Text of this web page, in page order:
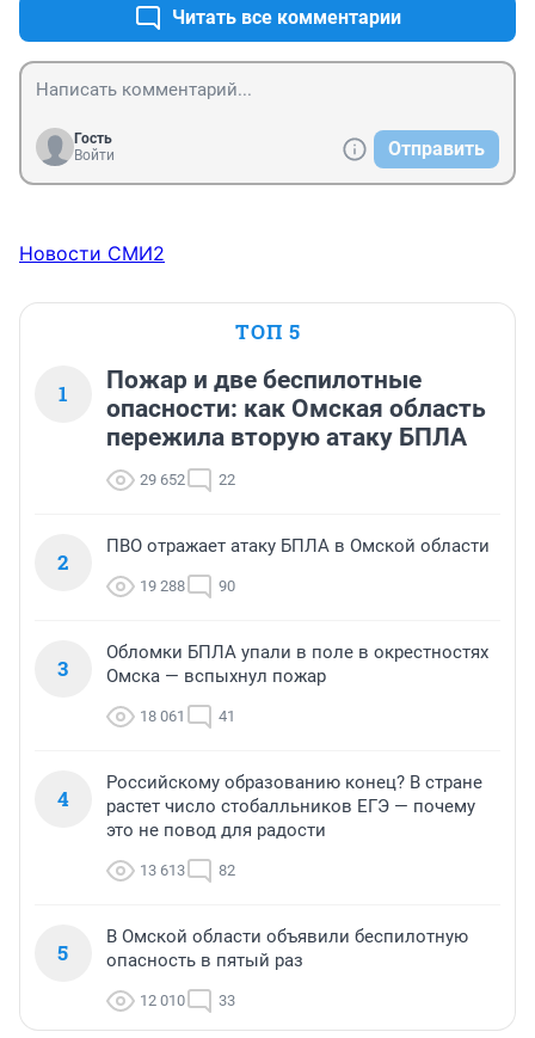
Читать все комментарии
Гость
Войти
Отправить
Новости СМИ2
ТОП 5
1
Пожар и две беспилотные
опасности: как Омская область
пережила вторую атаку БПЛА
29 652 22
2
ПВО отражает атаку БПЛА в Омской области
19 288 90
3
Обломки БПЛА упали в поле в окрестностях
Омска — вспыхнул пожар
18 061 41
4
Российскому образованию конец? В стране
растет число стобалльников ЕГЭ — почему
это не повод для радости
13 613 82
5
В Омской области объявили беспилотную
опасность в пятый раз
12 010 33